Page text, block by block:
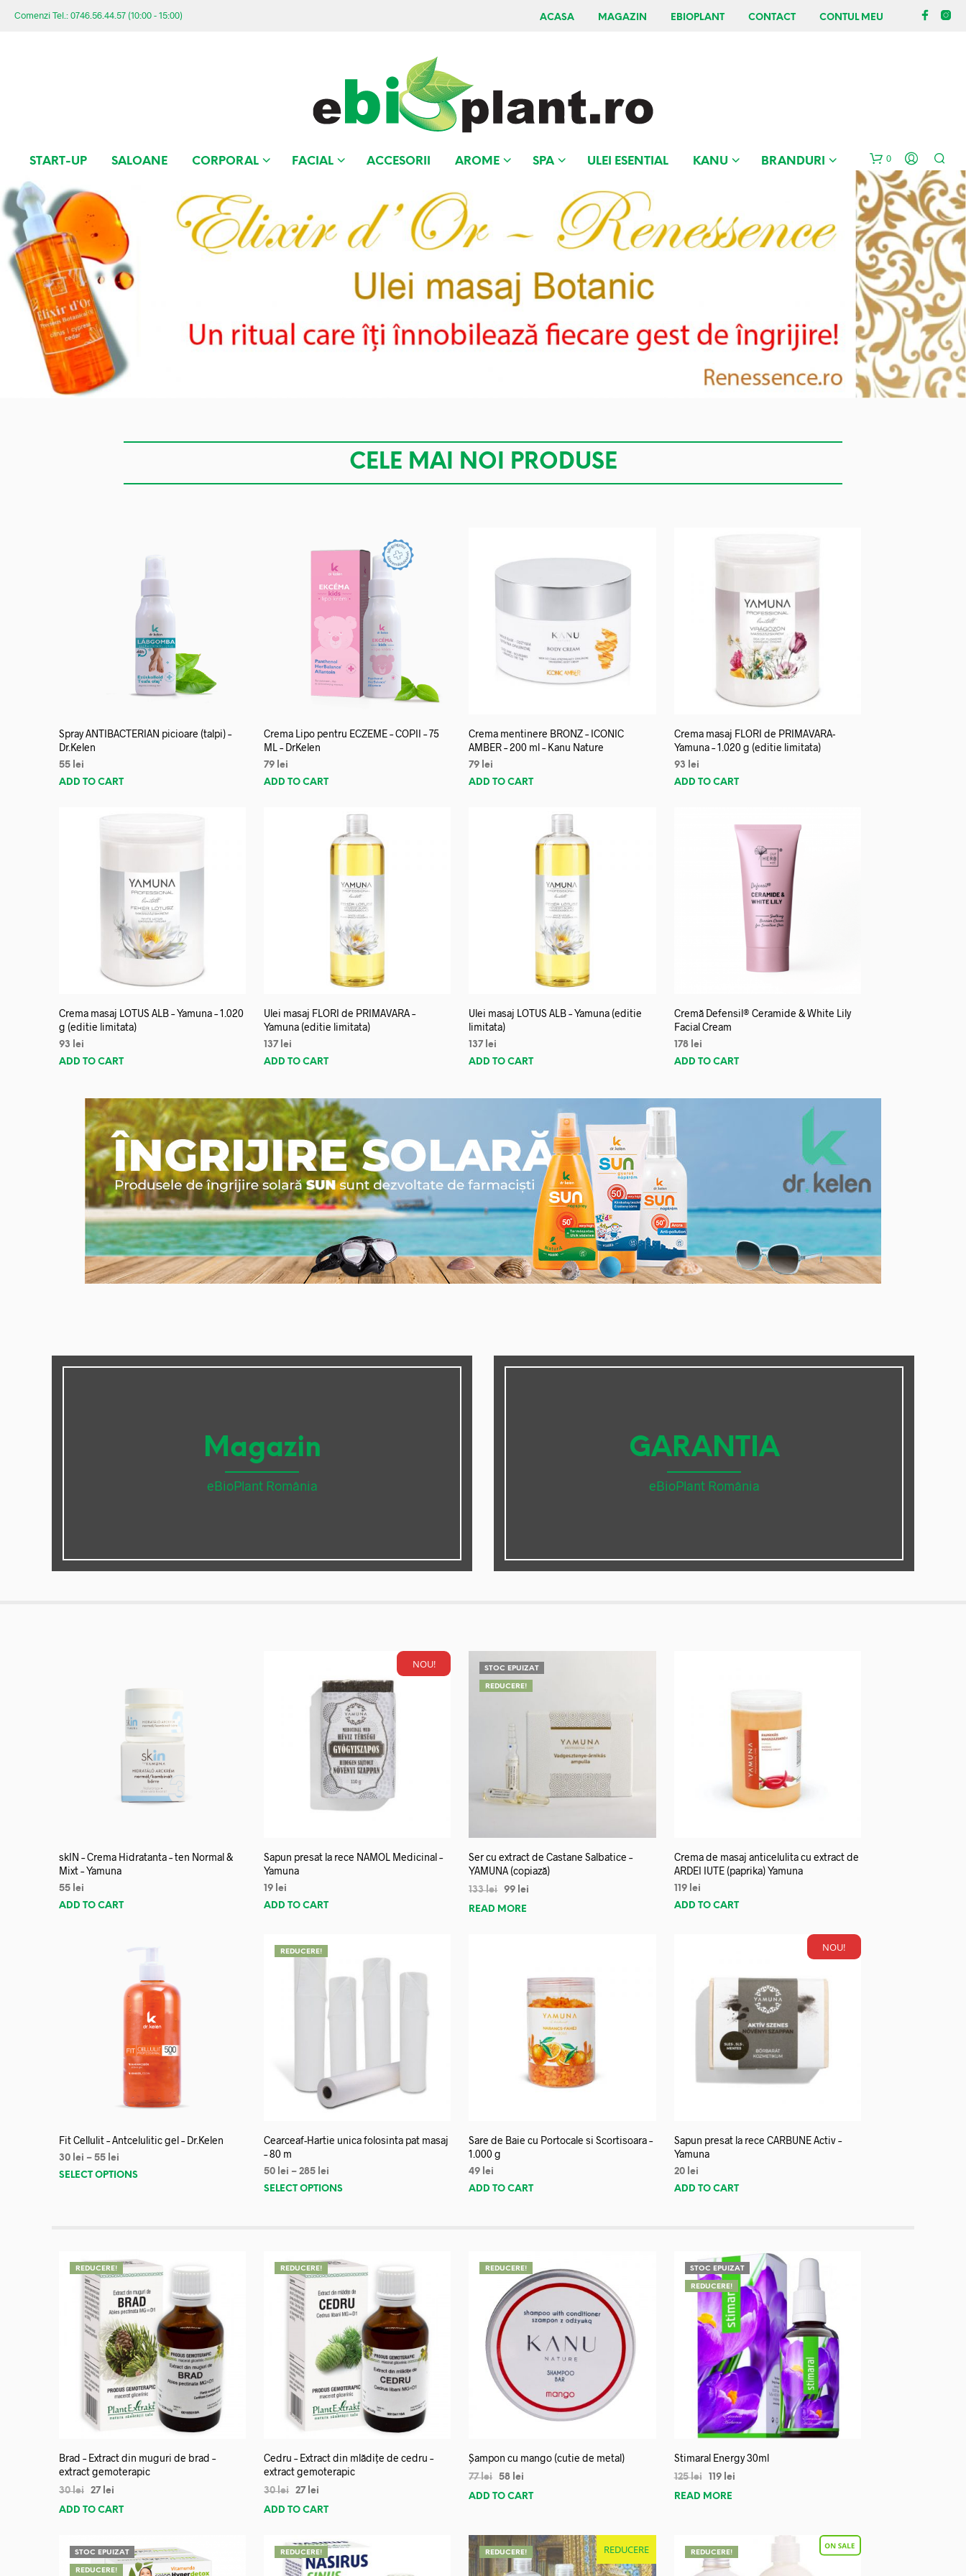
Comenzi Tel.: 0746.56.44.57 (10:00 - 15:00) ACASA MAGAZIN EBIOPLANT CONTACT CONTUL MEU
START-UP SALOANE CORPORAL FACIAL ACCESORII AROME SPA ULEI ESENTIAL KANU BRANDURI 0
CELE MAI NOI PRODUSE
Spray ANTIBACTERIAN picioare (talpi) –
Dr.Kelen
55 lei
ADD TO CART
Crema Lipo pentru ECZEME – COPII – 75
ML – DrKelen
79 lei
ADD TO CART
Crema mentinere BRONZ – ICONIC
AMBER – 200 ml – Kanu Nature
79 lei
ADD TO CART
Crema masaj FLORI de PRIMAVARA-
Yamuna – 1.020 g (editie limitata)
93
lei
ADD TO CART
Crema masaj LOTUS ALB – Yamuna – 1.020
g (editie limitata)
93
lei
ADD TO CART
Ulei masaj FLORI de PRIMAVARA –
Yamuna (editie limitata)
137 lei
ADD TO CART
Ulei masaj LOTUS ALB – Yamuna (editie
limitata)
137 lei
ADD TO CART
Cremă Defensil® Ceramide & White Lily
Facial Cream
178 lei
ADD TO CART
Magazin
eBioPlant România
GARANTIA
eBioPlant România
skIN – Crema Hidratanta – ten Normal &
Mixt – Yamuna
55 lei
ADD TO CART
NOU!
Sapun presat la rece NAMOL Medicinal –
Yamuna
19 lei
ADD TO CART
STOC EPUIZAT
REDUCERE!
Ser cu extract de Castane Salbatice –
YAMUNA (copiază)
133lei 99 lei
READ MORE
Crema de masaj anticelulita cu extract de
ARDEI IUTE (paprika) Yamuna
119 lei
ADD TO CART
Fit Cellulit – Antcelulitic gel – Dr.Kelen
30 lei – 55 lei
SELECT OPTIONS
REDUCERE!
Cearceaf-Hartie unica folosinta pat masaj
– 80 m
50 lei –285 lei
SELECT OPTIONS
Sare de Baie cu Portocale si Scortisoara –
1.000 g
49 lei
ADD TO CART
NOU!
Sapun presat la rece CARBUNE Activ –
Yamuna
20 lei
ADD TO CART
REDUCERE!
Brad – Extract din muguri de brad –
extract gemoterapic
30lei 27 lei
ADD TO CART
REDUCERE!
Cedru – Extract din mlădițe de cedru –
extract gemoterapic
30lei 27 lei
ADD TO CART
REDUCERE!
Șampon cu mango (cutie de metal)
77lei 58 lei
ADD TO CART
STOC EPUIZAT
REDUCERE!
Stimaral Energy 30ml
125lei 119 lei
READ MORE
STOC EPUIZAT
REDUCERE!
REDUCERE! REDUCERE
REDUCERE! REDUCERE!